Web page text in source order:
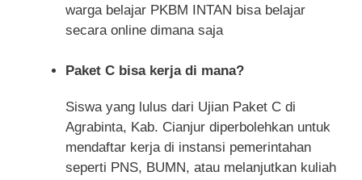
warga belajar PKBM INTAN bisa belajar
secara online dimana saja
Paket C bisa kerja di mana?
Siswa yang lulus dari Ujian Paket C di
Agrabinta, Kab. Cianjur diperbolehkan untuk
mendaftar kerja di instansi pemerintahan
seperti PNS, BUMN, atau melanjutkan kuliah